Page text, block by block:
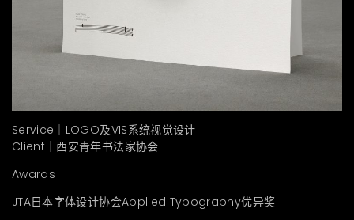
Service｜LOGO及VIS系统视觉设计
Client｜西安青年书法家协会
Awards
JTA日本字体设计协会Applied Typography优异奖